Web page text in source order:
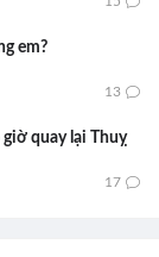
em?
13
quay lại Thuỵ
17